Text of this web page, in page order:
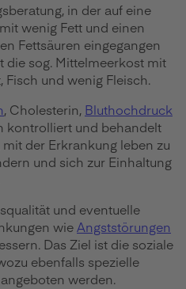
in der auf eine
wenig Fett und einen
Fettsäuren eingegangen
die sog. Mittelmeerkost mit
Fisch und wenig Fleisch.
, Cholesterin, Bluthochdruck
kontrolliert und behandelt
der Erkrankung leben zu
und sich zur Einhaltung
und eventuelle
wieAngststörungen
Das Ziel ist die soziale
ebenfalls spezielle
werden.